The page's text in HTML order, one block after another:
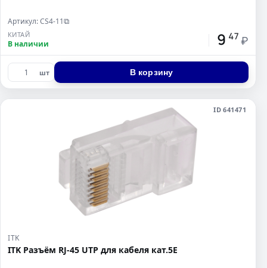
Артикул: CS4-11⧉
КИТАЙ
В наличии 9 47 ₽
шт В корзину
ID 641471
ITK
ITK Разъём RJ-45 UTP для кабеля кат.5E